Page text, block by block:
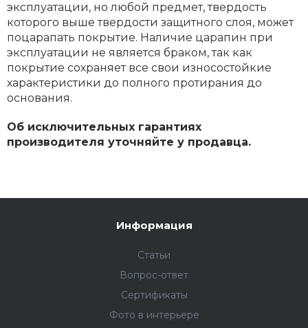
эксплуатации, но любой предмет, твердость
которого выше твердости защитного слоя, может
поцарапать покрытие. Наличие царапин при
эксплуатации не является браком, так как
покрытие сохраняет все свои износостойкие
характеристики до полного протирания до
основания.
Об исключительных гарантиях
производителя уточняйте у продавца.
Информация
Статьи
Вопрос-ответ
Сертификаты
Фото в интерьере